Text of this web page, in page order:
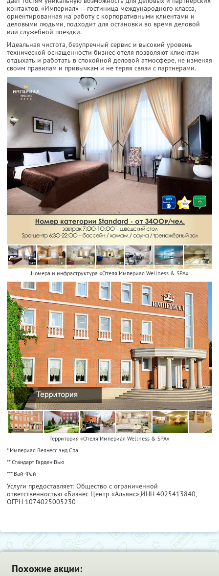
контактов. «Империал» — гостиница международного класса,
ориентированная на работу с корпоративными клиентами и
деловыми людьми, подходит для остановки во время деловой
или служебной поездки.
Идеальная чистота, безупречный сервис и высокий уровень
технической оснащенности бизнес-отеля позволяют клиентам
отдыхать и работать в спокойной деловой атмосфере, не изменяя
своим правилам и привычкам и не теряя связи с партнерами.
Номера и инфраструктура «Отеля Империал Wellness & SPA»
Территория «Отеля Империал Wellness & SPA»
* Империал Велнесс энд Спа
** Стандарт Гарден Вью
*** Вай-Фай
Услуги предоставляет: Общество с ограниченной
ответственностью «Бизнес Центр «Альянс»,ИНН 4025413840,
ОГРН 1074025005230
Похожие акции: